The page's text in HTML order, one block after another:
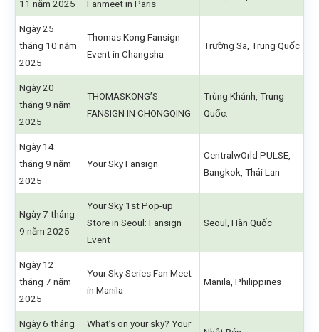
11 năm 2025
Fanmeet in Paris
Ngày 25
tháng 10 năm
2025
Thomas Kong Fansign
Event in Changsha
Trường Sa, Trung Quốc
Ngày 20
tháng 9 năm
2025
THOMASKONG’S
FANSIGN IN CHONGQING
Trùng Khánh, Trung
Quốc.
Ngày 14
tháng 9 năm
2025
Your Sky Fansign
CentralwOrld PULSE,
Bangkok, Thái Lan
Ngày 7 tháng
9 năm 2025
Your Sky 1st Pop-up
Store in Seoul: Fansign
Event
Seoul, Hàn Quốc
Ngày 12
tháng 7 năm
2025
Your Sky Series Fan Meet
in Manila
Manila, Philippines
Ngày 6 tháng
What’s on your sky? Your